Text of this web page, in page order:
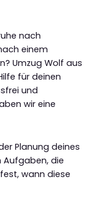
nach
einem
Umzug Wolf aus
für deinen
und
wir eine
Planung deines
Aufgaben, die
wann diese